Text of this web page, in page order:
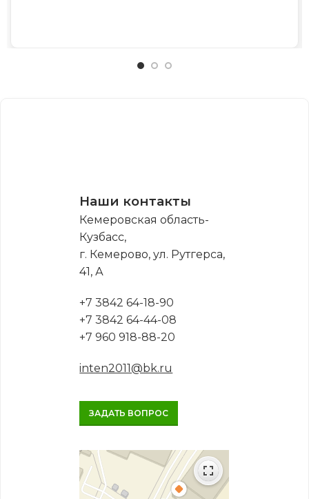
Наши контакты
Кемеровская область-
Кузбасс,
г. Кемерово, ул. Рутгерса,
41, А
+7 3842 64-18-90
+7 3842 64-44-08
+7 960 918-88-20
inten2011@bk.ru
ЗАДАТЬ ВОПРОС